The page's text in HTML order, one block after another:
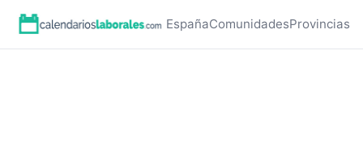
EspañaComunidadesProvincias